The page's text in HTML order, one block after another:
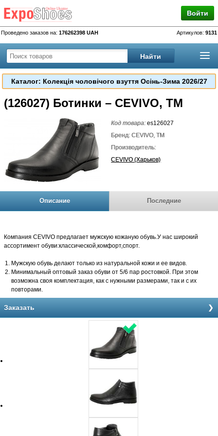
Войти
Проведено заказов на: 176262398 UAH Артикулов: 9131
Каталог: Колекція чоловічого взуття Осінь-Зима 2026/27
(126027) Ботинки – CEVIVO, TM
Код товара:es126027
Бренд: CEVIVO, TM
Производитель:
CEVIVO (Харьков)
Описание Последние
Компания CEVIVO предлагает мужскую кожаную обувь.У нас широкий
ассортимент обуви:классической,комфорт,спорт.
Мужскую обувь делают только из натуральной кожи и ее видов.
Минимальный оптовый заказ обуви от 5/6 пар ростовкой. При этом
возможна своя комплектация, как с нужными размерами, так и с их
повторами.
Заказать